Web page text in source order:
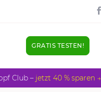
GRATIS TESTEN!
Club – jetzt 40 % sparen →